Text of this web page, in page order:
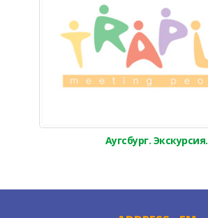
Аугсбург. Экскурсия.